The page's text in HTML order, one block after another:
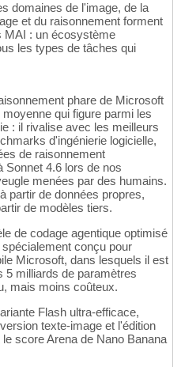
domaines de l'image, de la
et du raisonnement forment
MAI : un écosystème
les types de tâches qui
phare de Microsoft
qui figure parmi les
: il rivalise avec les meilleurs
d'ingénierie logicielle,
de raisonnement
Sonnet 4.6 lors de nos
menées par des humains.
partir de données propres,
de modèles tiers.
de codage agentique optimisé
conçu pour
Microsoft, dans lesquels il est
5 milliards de paramètres
mais moins coûteux.
Flash ultra-efficace,
texte-image et l'édition
score Arena de Nano Banana